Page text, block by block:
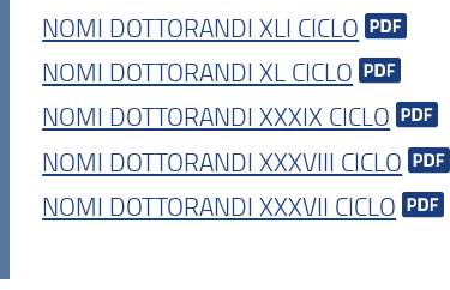
NOMI DOTTORANDI XLI CICLO
NOMI DOTTORANDI XL CICLO
NOMI DOTTORANDI XXXIX CICLO
NOMI DOTTORANDI XXXVIII CICLO
NOMI DOTTORANDI XXXVII CICLO